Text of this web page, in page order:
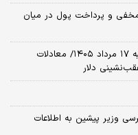
مخفی و پرداخت پول در میان
پیش‌بینی قیمت طلا، دلار و سکه امروز شنبه ۱۷ مرداد ۱۴۰۵/ معادلات
دلار
وزیر پیشین به اطلاعات